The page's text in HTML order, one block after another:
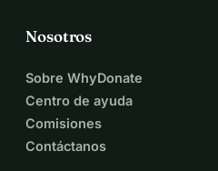
Nosotros
Sobre WhyDonate
Centro de ayuda
Comisiones
Contáctanos